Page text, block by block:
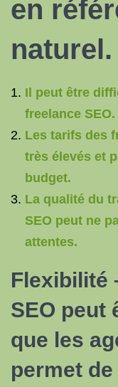
en
naturel.
Il peut être
freelance SEO.
Les tarifs des
très élevés et
budget.
La qualité du
SEO peut ne
attentes.
Flexibilité
SEO peut
que les
permet de